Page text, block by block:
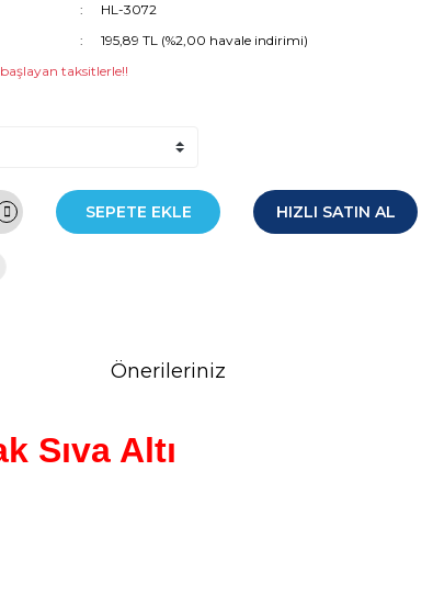
HL-3072
195,89 TL (%2,00 havale indirimi)
taksitlerle!!
SEPETE EKLE HIZLI SATIN AL
Önerileriniz
Sıva Altı